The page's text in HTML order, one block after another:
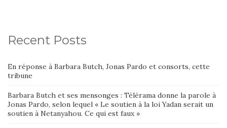
Recent Posts
En réponse à Barbara Butch, Jonas Pardo et consorts, cette
tribune
Barbara Butch et ses mensonges : Télérama donne la parole à
Jonas Pardo, selon lequel « Le soutien à la loi Yadan serait un
soutien à Netanyahou. Ce qui est faux »